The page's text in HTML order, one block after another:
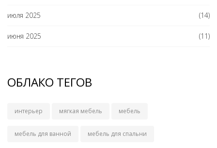
июля 2025 (14)
июня 2025 (11)
ОБЛАКО ТЕГОВ
интерьер мягкая мебель мебель
мебель для ванной мебель для спальни